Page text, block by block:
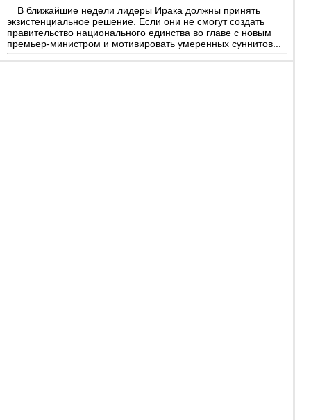
В ближайшие недели лидеры Ирака должны принять
экзистенциальное решение. Если они не смогут создать
правительство национального единства во главе с новым
премьер-министром и мотивировать умеренных суннитов...